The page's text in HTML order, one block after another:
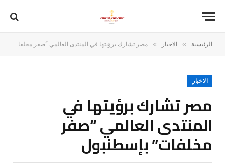
الرئيسية » الاخبار » مصر تشارك برؤيتها في المنتدى العالمي “صفر مخلفات” بإسطنبول
الاخبار
مصر تشارك برؤيتها في
المنتدى العالمي “صفر
مخلفات” بإسطنبول